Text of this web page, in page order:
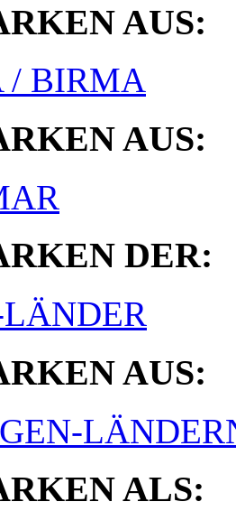
AUS:
/ BIRMA
AUS:
DER:
AUS:
ALS: